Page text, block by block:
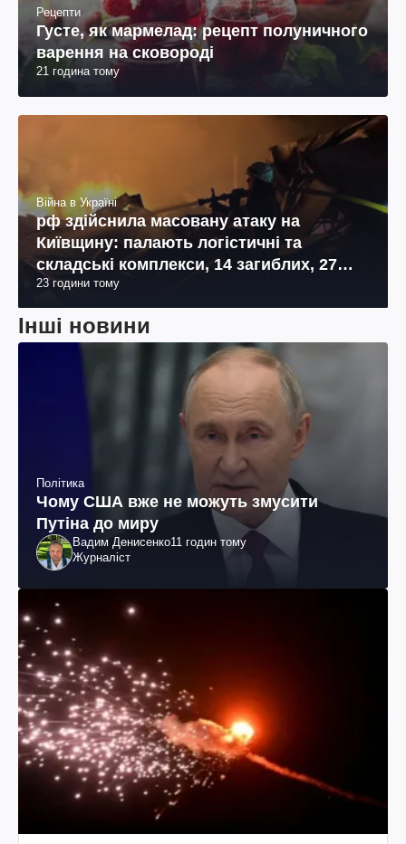
Рецепти
Густе, як мармелад: рецепт полуничного
варення на сковороді
21 година тому
Війна в Україні
рф здійснила масовану атаку на
Київщину: палають логістичні та
складські комплекси, 14 загиблих, 27
поранених (фото, відео)
23 години тому
Інші новини
Політика
Чому США вже не можуть змусити
Путіна до миру
Вадим Денисенко11 годин тому
Журналіст